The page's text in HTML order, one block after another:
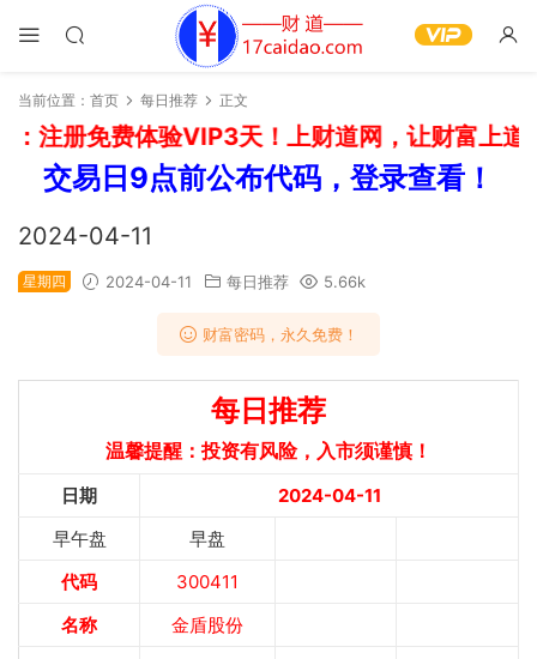
当前位置： 首页 每日推荐 正文
注册免费体验VIP3天！上财道网，让财富上道
交易日9点前公布代码，登录查看！
2024-04-11
星期四 2024-04-11 每日推荐 5.66k
财富密码，永久免费！
每日推荐
温馨提醒：投资有风险，入市须谨慎！
日期
2024-04-11
早午盘
早盘
代码
300411
名称
金盾股份